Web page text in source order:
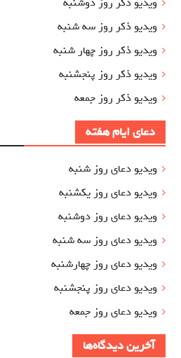
ویدیو ذکر روز سه شنبه
ویدیو ذکر روز چهار شنبه
ویدیو ذکر روز پنجشنبه
ویدیو ذکر روز جمعه
دعای ایام هفته
ویدیو دعای روز شنبه
ویدیو دعای روز یکشنبه
ویدیو دعای روز دوشنبه
ویدیو دعای روز سه شنبه
ویدیو دعای روز چهارشنبه
ویدیو دعای روز پنجشنبه
ویدیو دعای روز جمعه
آخرین دیدگاه‌ها